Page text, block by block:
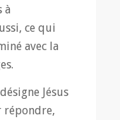
à
ce qui
avec la
Jésus
répondre,